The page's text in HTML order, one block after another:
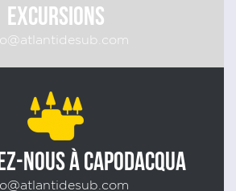
EXCURSIONS
NOUS À CAPODACQUA